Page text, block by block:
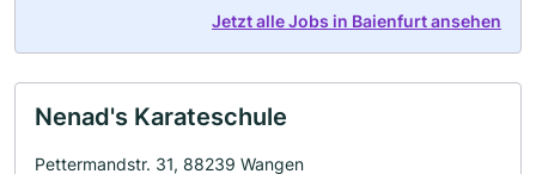
Jetzt alle Jobs in Baienfurt ansehen
Nenad's Karateschule
Pettermandstr. 31, 88239 Wangen